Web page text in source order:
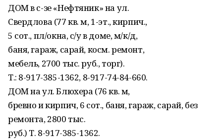
ДОМ в с-зе «Нефтяник» на ул.
Свердлова (77 кв. м, 1-эт., кирпич.,
5 сот., пл/окна, с/у в доме, м/к/д,
баня, гараж, сарай, косм. ремонт,
мебель, 2700 тыс. руб., торг).
Т.: 8-917-385-1362, 8-917-74-84-660.
ДОМ на ул. Блюхера (76 кв. м,
бревно и кирпич, 6 сот., баня, гараж, сарай, без
ремонта, 2800 тыс.
руб.) Т. 8-917-385-1362.